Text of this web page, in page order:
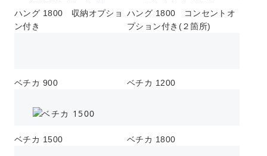
ハング 1800 収納オプショ
ン付き
ハング 1800 コンセントオ
プション付き(２箇所)
ベチカ 900 ベチカ 1200
ベチカ 1500 ベチカ 1800